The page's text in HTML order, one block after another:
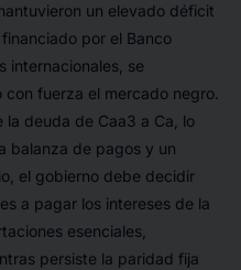
un elevado déficit
por el Banco
internacionales, se
fuerza el mercado negro.
la deuda de Caa3 a Ca, lo
balanza de pagos y un
el gobierno debe decidir
a pagar los intereses de la
esenciales,
persiste la paridad fija